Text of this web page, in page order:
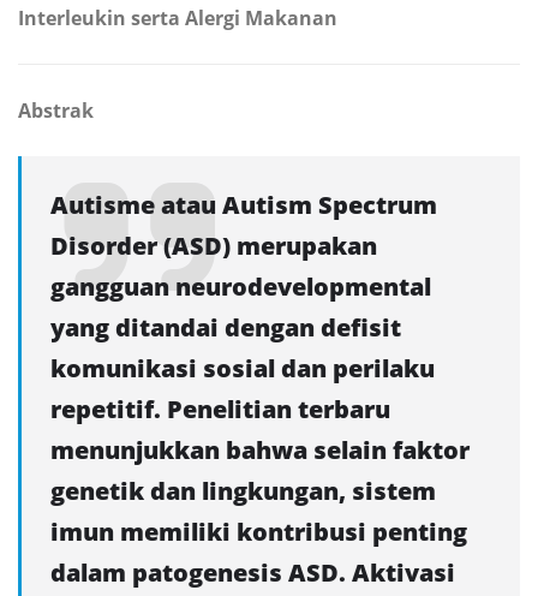
Interleukin serta Alergi Makanan
Abstrak
Autisme atau Autism Spectrum
Disorder (ASD) merupakan
gangguan neurodevelopmental
yang ditandai dengan defisit
komunikasi sosial dan perilaku
repetitif. Penelitian terbaru
menunjukkan bahwa selain faktor
genetik dan lingkungan, sistem
imun memiliki kontribusi penting
dalam patogenesis ASD. Aktivasi